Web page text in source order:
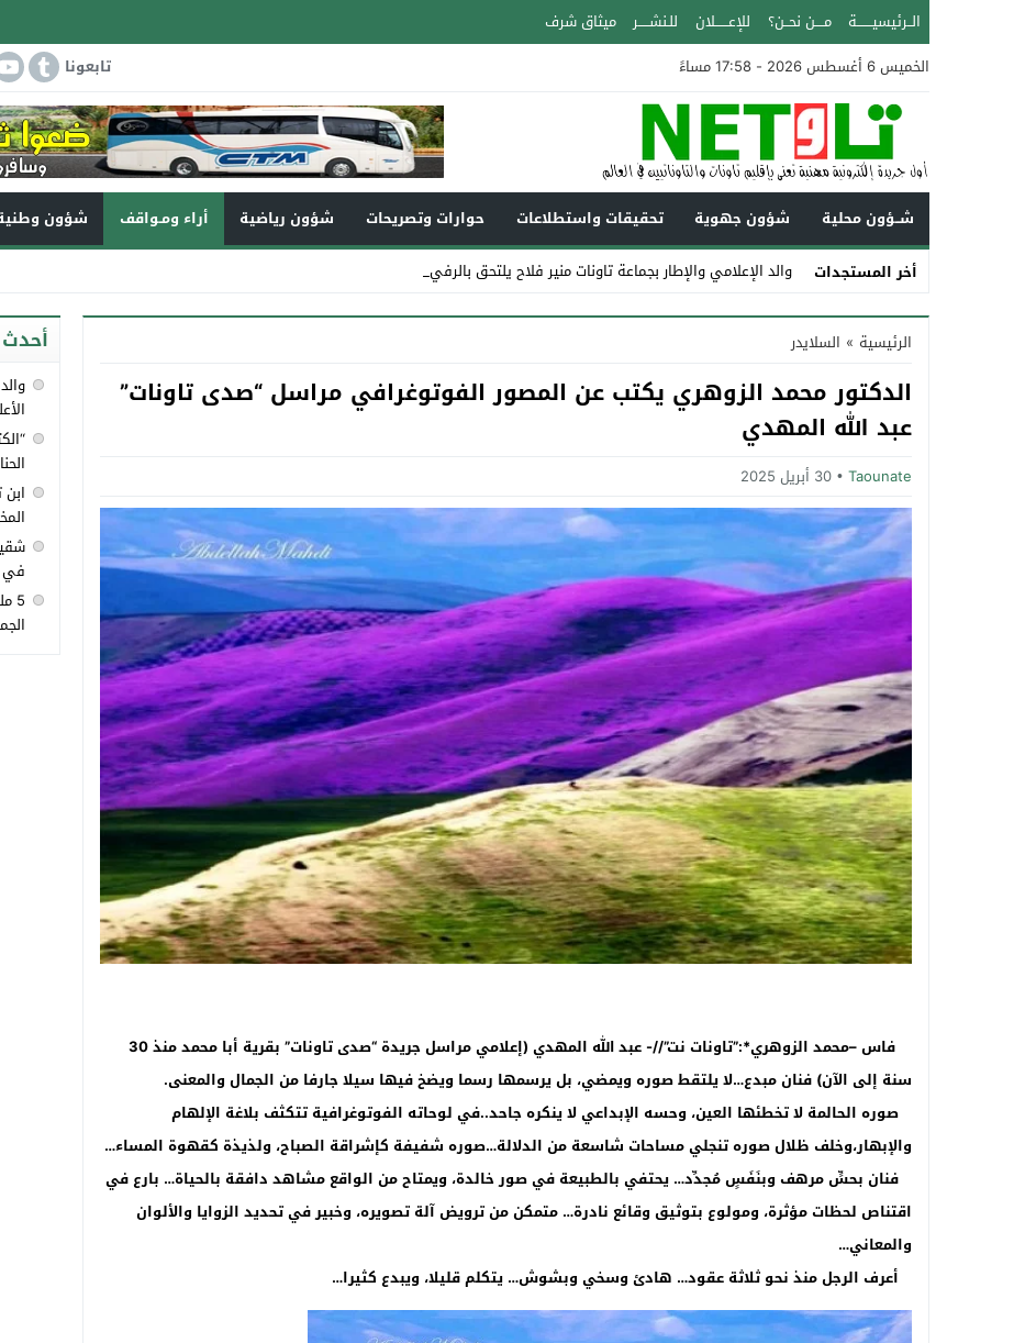
الــرئيسيـــــــة مــــن نحــن؟ للإعــــــلان للـنشـــــر ميثاق شرف
الخميس 6 أغسطس 2026 - 17:58 مساءً
تابعونا
شــؤون محلية شؤون جهوية تحقيقات واستطلاعات حوارات وتصريحات شؤون رياضية أراء ومـواقف شؤون
أخر المستجدات
والد الإعلامي والإطار بجماعة تاونات منير فلاح يلتحق بالرفيق الأعلى
Stop
Previous
Next
الرئيسية » السلايدر
الدكتور محمد الزوهري يكتب عن المصور الفوتوغرافي مراسل “صدى تاونات”
عبد الله المهدي
Taounate 30 أبريل 2025
فاس –محمد الزوهري*:”تاونات نت”//- عبد الله المهدي (إعلامي مراسل جريدة “صدى تاونات” بقرية أبا محمد منذ 30
سنة إلى الآن) فنان مبدع…لا يلتقط صوره ويمضي، بل يرسمها رسما ويضخ فيها سيلا جارفا من الجمال والمعنى.
صوره الحالمة لا تخطئها العين، وحسه الإبداعي لا ينكره جاحد..في لوحاته الفوتوغرافية تتكثف بلاغة الإلهام
والإبهار،وخلف ظلال صوره تنجلي مساحات شاسعة من الدلالة…صوره شفيفة كإشراقة الصباح، ولذيذة كقهوة المساء…
فنان بحسٍّ مرهف وبنَفَسٍ مُجدِّد… يحتفي بالطبيعة في صور خالدة، ويمتاح من الواقع مشاهد دافقة بالحياة… بارع في
اقتناص لحظات مؤثرة، ومولوع بتوثيق وقائع نادرة… متمكن من ترويض آلة تصويره، وخبير في تحديد الزوايا والألوان
والمعاني…
أعرف الرجل منذ نحو ثلاثة عقود… هادئ وسخي وبشوش… يتكلم قليلا، ويبدع كثيرا…
أحدث
في
5